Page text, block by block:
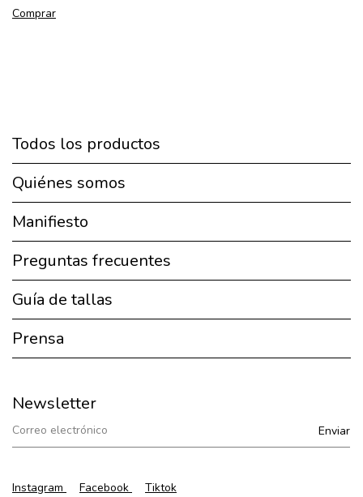
Comprar
Todos los productos
Quiénes somos
Manifiesto
Preguntas frecuentes
Guía de tallas
Prensa
Newsletter
Instagram Facebook Tiktok